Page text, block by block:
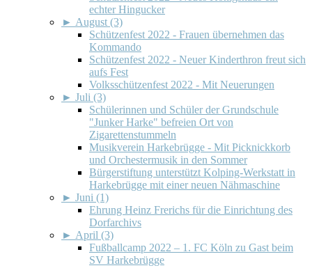
echter Hingucker
► August (3)
Schützenfest 2022 - Frauen übernehmen das
Kommando
Schützenfest 2022 - Neuer Kinderthron freut sich
aufs Fest
Volksschützenfest 2022 - Mit Neuerungen
► Juli (3)
Schülerinnen und Schüler der Grundschule
"Junker Harke" befreien Ort von
Zigarettenstummeln
Musikverein Harkebrügge - Mit Picknickkorb
und Orchestermusik in den Sommer
Bürgerstiftung unterstützt Kolping-Werkstatt in
Harkebrügge mit einer neuen Nähmaschine
► Juni (1)
Ehrung Heinz Frerichs für die Einrichtung des
Dorfarchivs
► April (3)
Fußballcamp 2022 – 1. FC Köln zu Gast beim
SV Harkebrügge